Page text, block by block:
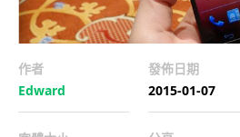
作者
Edward
發佈日期
2015-01-07